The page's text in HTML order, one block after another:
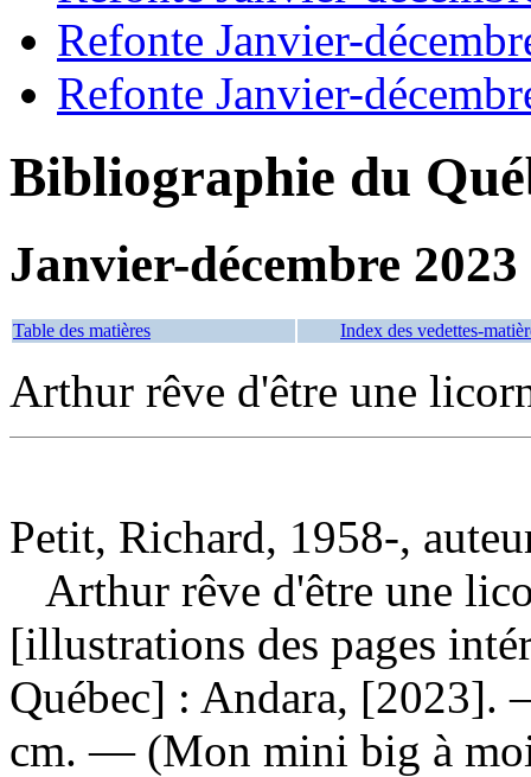
Refonte Janvier-
Refonte Janvier-
Bibliographie du
Janvier-décembre 2023
Table des matières Index des vedettes-
Arthur rêve d'être une
Petit, Richard, 1958-,
Arthur rêve d'être une
[illustrations des pages
Québec] : Andara, [2023].
cm. — (Mon mini big à